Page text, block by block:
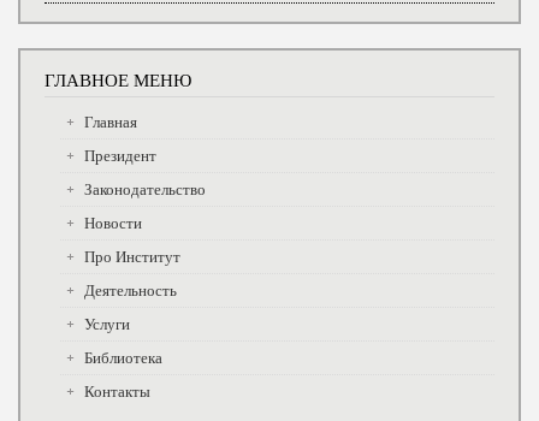
ГЛАВНОЕ МЕНЮ
Главная
Президент
Законодательство
Новости
Про Институт
Деятельность
Услуги
Библиотека
Контакты